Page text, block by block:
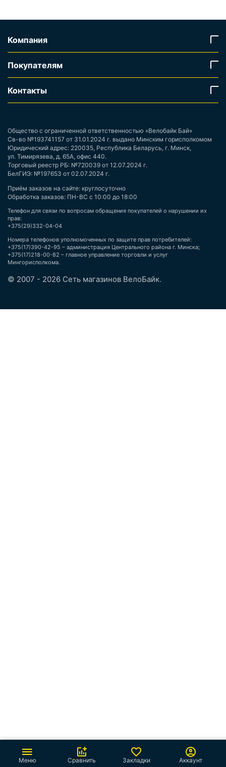
Компания
Покупателям
Контакты
Общество с ограниченной ответственностью «Велобайк Бай»
Св-во №193741157 от 31.01.2024 г. выдано Минским горисполкомом
Юридический адрес: 220035, Республика Беларусь, г. Минск,
ул. Тимирязева, д. 65А, офис 440.
Торговый реестр РБ: №720039 от 12.07.2024 г.
БелГИЭ: №197653 от 02.07.2024 г.
Приём заказов на сайте: круглосуточно
Обработка заказов: ПН-ВС с 10:00 до 18:00
Телефон для связи по вопросам обращения покупателей о нарушении их
прав:
+375(29)332-04-04
Номера телефонов уполномоченных по защите прав потребителей:
+375(17)390-42-95 – администрация Центрального района г. Минска;
+375(17)218-00-82 – главное управление торговли и услуг
Мингорисполкома.
© 2007 - 2026 Сеть магазинов ВелоБайк.
Меню Закладки
Сравнить Аккаунт